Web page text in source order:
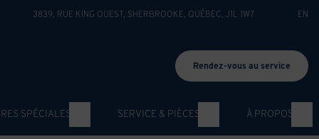
3839, RUE KING OUEST SHERBROOKE QUÉBEC J1L 1W7 EN
Rendez-vous au service
SPÉCIALES SERVICE & PIÈCES À PROPOS